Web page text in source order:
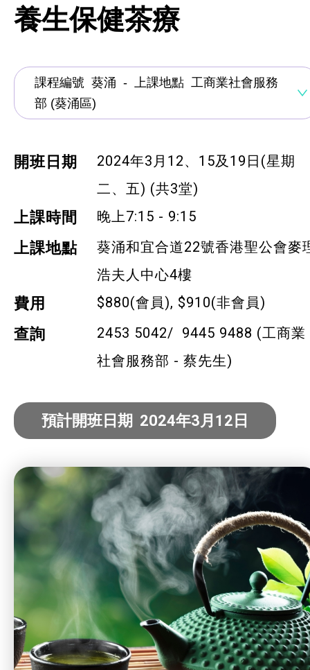
創新科技
手語課程
急救課程
美顏妝扮
布藝手工
花藝手工
寵物護理及美容
寵物行為訓練
藝術分享
身心靈健康
暑期興趣班(青衣限定)
社企項目
就業及求職
特別服務項目
養生保健茶療
開班日期
2024年3月12、15及19日(星期
二、五) (共3堂)
上課時間 晚上7:15 - 9:15
上課地點
葵涌和宜合道22號香港聖公會麥
浩夫人中心4樓
費用 $880(會員), $910(非會員)
查詢
2453 5042/ 9445 9488 (工商業
社會服務部 - 蔡先生)
預計開班日期 2024年3月12日